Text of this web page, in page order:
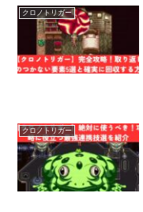
クロノトリガー
クロノトリガー